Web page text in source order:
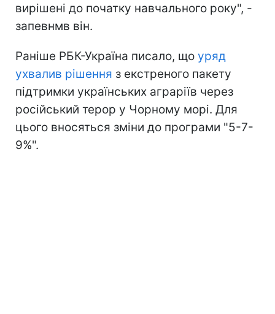
вирішені до початку навчального року", -
запевнмв він.
Раніше РБК-Україна писало, що уряд
ухвалив рішення з екстреного пакету
підтримки українських аграріїв через
російський терор у Чорному морі. Для
цього вносяться зміни до програми "5-7-
9%".